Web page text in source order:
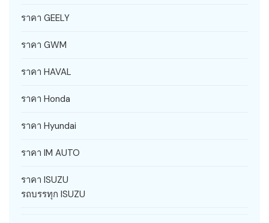
ราคา GEELY
ราคา GWM
ราคา HAVAL
ราคา Honda
ราคา Hyundai
ราคา IM AUTO
ราคา ISUZU
รถบรรทุก ISUZU